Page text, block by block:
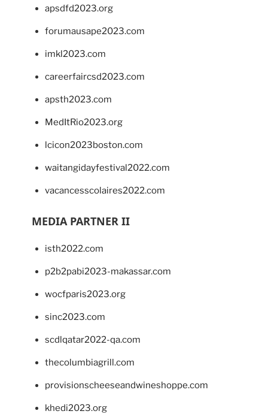
apsdfd2023.org
forumausape2023.com
imkl2023.com
careerfaircsd2023.com
apsth2023.com
MedItRio2023.org
lcicon2023boston.com
waitangidayfestival2022.com
vacancesscolaires2022.com
MEDIA PARTNER II
isth2022.com
p2b2pabi2023-makassar.com
wocfparis2023.org
sinc2023.com
scdlqatar2022-qa.com
thecolumbiagrill.com
provisionscheeseandwineshoppe.com
khedi2023.org